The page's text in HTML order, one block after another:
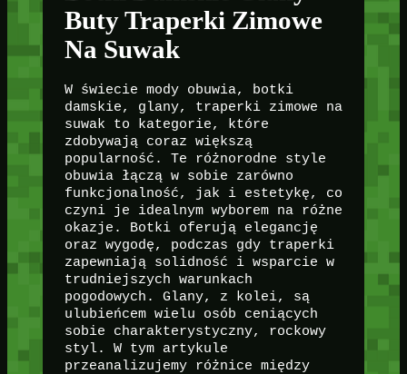
Buty Traperki Zimowe
Na Suwak
W świecie mody obuwia, botki
damskie, glany, traperki zimowe na
suwak to kategorie, które
zdobywają coraz większą
popularność. Te różnorodne style
obuwia łączą w sobie zarówno
funkcjonalność, jak i estetykę, co
czyni je idealnym wyborem na różne
okazje. Botki oferują elegancję
oraz wygodę, podczas gdy traperki
zapewniają solidność i wsparcie w
trudniejszych warunkach
pogodowych. Glany, z kolei, są
ulubieńcem wielu osób ceniących
sobie charakterystyczny, rockowy
styl. W tym artykule
przeanalizujemy różnice między